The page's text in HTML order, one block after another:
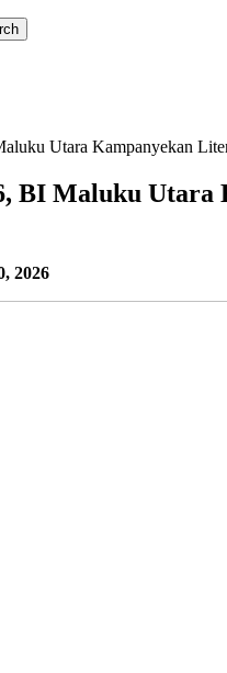
Utara Kampanyekan
BI Maluku
2026